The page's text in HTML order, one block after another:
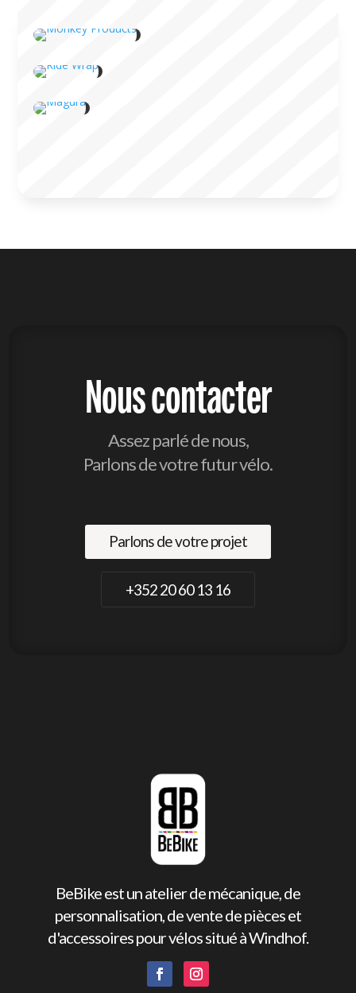
Nous contacter
Assez parlé de nous,
Parlons de votre futur vélo.
Parlons de votre projet
+352 20 60 13 16
BeBike est un atelier de mécanique, de
personnalisation, de vente de pièces et
d'accessoires pour vélos situé à Windhof.